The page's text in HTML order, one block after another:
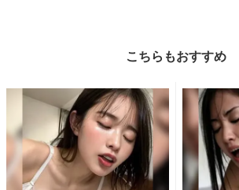
こちらもおすすめ